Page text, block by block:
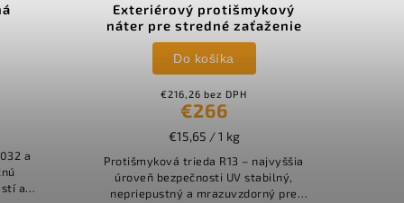
a
a
Exteriérový protišmykový
náter pre stredné zaťaženie
€216,26 bez DPH
€266
€15,65 / 1 kg
Do košíka
Protišmyková trieda R13 – najvyššia
úroveň bezpečnosti UV stabilný,
nepriepustný a mrazuvzdorný pre